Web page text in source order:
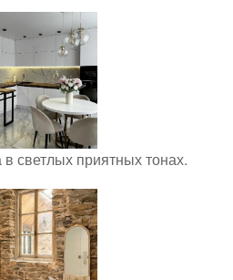
светлых приятных тонах.